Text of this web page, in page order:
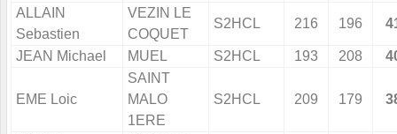
ALLAIN
Sebastien
VEZIN LE
COQUET
S2HCL 216 196
JEAN Michael MUEL S2HCL 193 208
EME Loic
SAINT
MALO
1ERE
S2HCL 209 179